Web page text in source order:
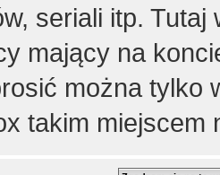
seriali itp. Tutaj
mający na
można tylko
takim miejscem